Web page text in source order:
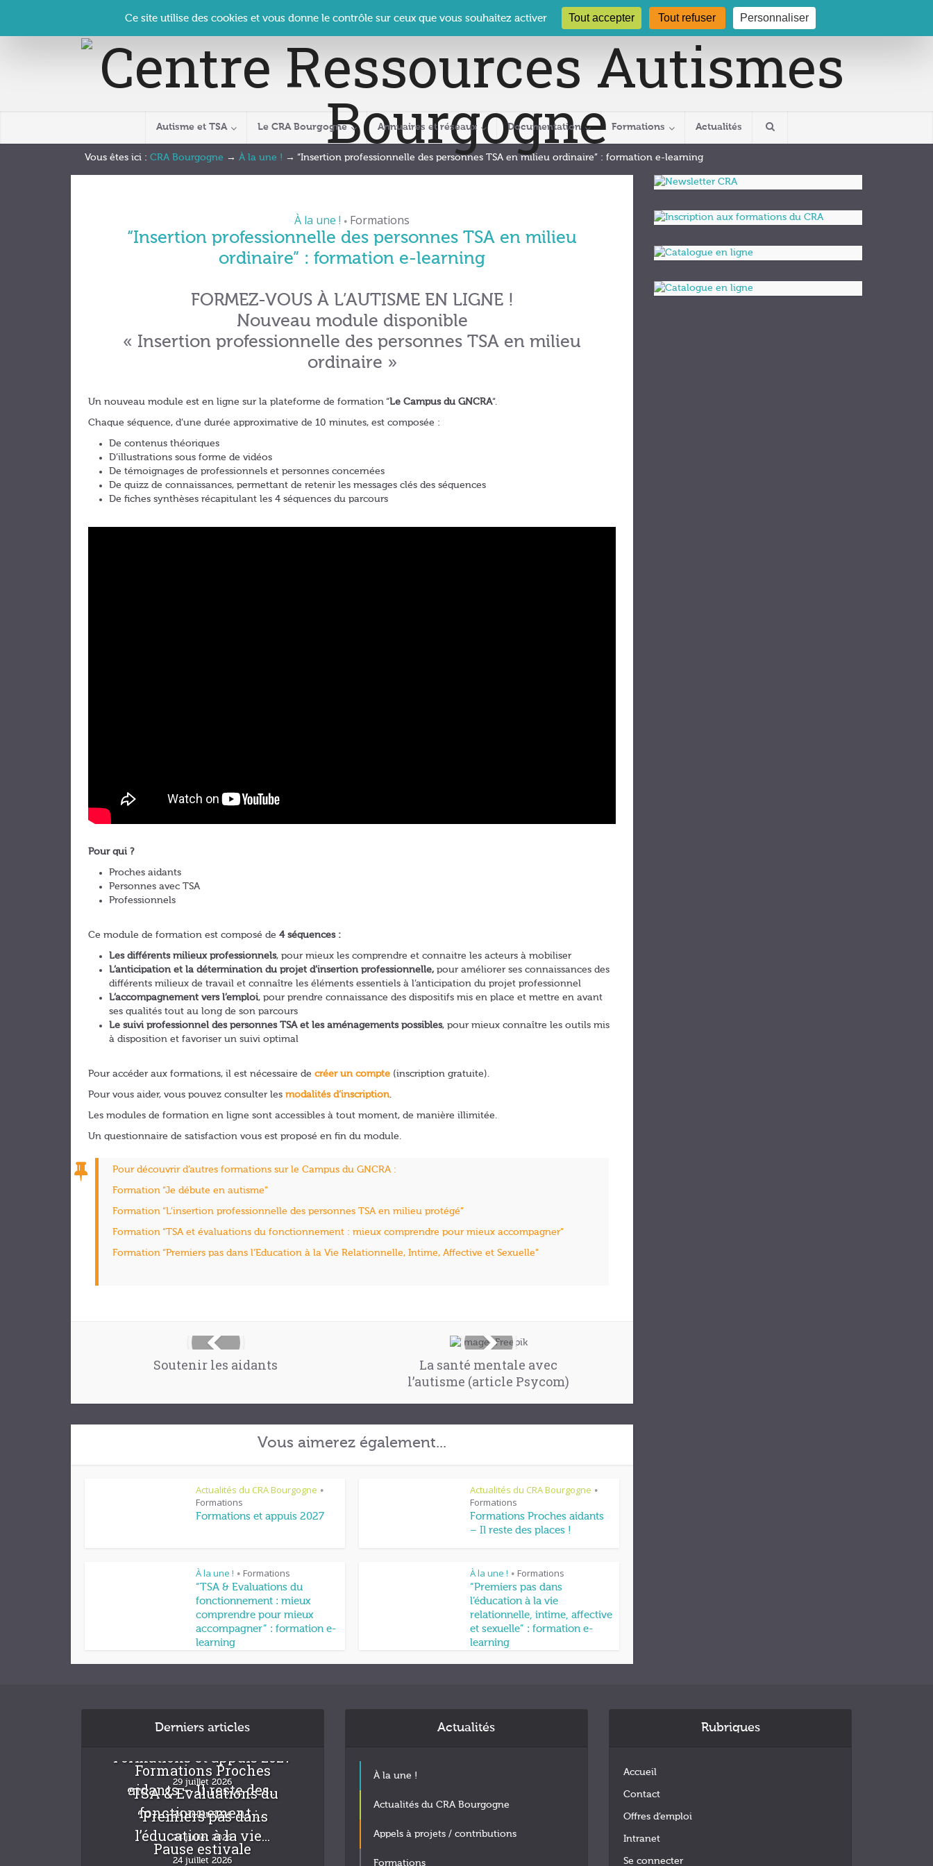
Contact Se connecter | CRA Bourgogne – Le Clos des Présidents – 19-21 rue Coty – 21 000 DIJON cra@crabourgogne.org 03 80 29 54 19
Autisme et TSA Le CRA Bourgogne Annuaires et réseaux Documentation Formations Actualités
Vous êtes ici : CRA Bourgogne → À la une ! → “Insertion professionnelle des personnes TSA en milieu ordinaire” : formation e-learning
À la une ! • Formations
“Insertion professionnelle des personnes TSA en milieu
ordinaire” : formation e-learning
FORMEZ-VOUS À L’AUTISME EN LIGNE !
Nouveau module disponible
« Insertion professionnelle des personnes TSA en milieu
ordinaire »
Un nouveau module est en ligne sur la plateforme de formation “Le Campus du GNCRA“.
Chaque séquence, d’une durée approximative de 10 minutes, est composée :
De contenus théoriques
D’illustrations sous forme de vidéos
De témoignages de professionnels et personnes concernées
De quizz de connaissances, permettant de retenir les messages clés des séquences
De fiches synthèses récapitulant les 4 séquences du parcours
Pour qui ?
Proches aidants
Personnes avec TSA
Professionnels
Ce module de formation est composé de 4 séquences :
Les différents milieux professionnels, pour mieux les comprendre et connaitre les acteurs à mobiliser
L’anticipation et la détermination du projet d’insertion professionnelle, pour améliorer ses connaissances des
différents milieux de travail et connaître les éléments essentiels à l’anticipation du projet professionnel
L’accompagnement vers l’emploi, pour prendre connaissance des dispositifs mis en place et mettre en avant
ses qualités tout au long de son parcours
Le suivi professionnel des personnes TSA et les aménagements possibles, pour mieux connaître les outils mis
à disposition et favoriser un suivi optimal
Pour accéder aux formations, il est nécessaire de créer un compte (inscription gratuite).
Pour vous aider, vous pouvez consulter les modalités d’inscription.
Les modules de formation en ligne sont accessibles à tout moment, de manière illimitée.
Un questionnaire de satisfaction vous est proposé en fin du module.
Pour découvrir d’autres formations sur le Campus du GNCRA :
Formation “Je débute en autisme”
Formation “L’insertion professionnelle des personnes TSA en milieu protégé”
Formation “TSA et évaluations du fonctionnement : mieux comprendre pour mieux accompagner”
Formation “Premiers pas dans l’Education à la Vie Relationnelle, Intime, Affective et Sexuelle”
Soutenir les aidants
La santé mentale avec
l’autisme (article Psycom)
Vous aimerez également...
Actualités du CRA Bourgogne •
Formations
Formations et appuis 2027
Actualités du CRA Bourgogne •
Formations
Formations Proches aidants
– Il reste des places !
À la une ! • Formations
“TSA & Evaluations du
fonctionnement : mieux
comprendre pour mieux
accompagner” : formation e-
learning
À la une ! • Formations
“Premiers pas dans
l’éducation à la vie
relationnelle, intime, affective
et sexuelle” : formation e-
learning
Derniers articles
Formations et appuis 2027
29 juillet 2026
Formations Proches
aidants – Il reste des...
24 juillet 2026
“TSA & Evaluations du
fonctionnement :...
24 juillet 2026
“Premiers pas dans
l’éducation à la vie...
24 juillet 2026
Pause estivale
Actualités
À la une !
Actualités du CRA Bourgogne
Appels à projets / contributions
Formations
Rubriques
Accueil
Contact
Offres d’emploi
Intranet
Se connecter
Ce site utilise des cookies et vous donne le contrôle sur ceux que vous souhaitez activer Tout accepter Tout refuser Personnaliser